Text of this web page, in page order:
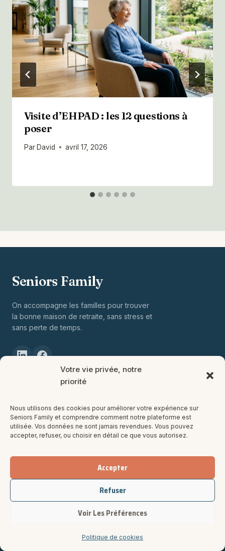
Votre vie privée, notre
priorité
Nous utilisons des cookies pour améliorer votre expérience sur
Seniors Family et comprendre comment notre plateforme est
utilisée. Vos données ne sont jamais revendues. Vous pouvez
accepter, refuser, ou choisir en détail ce que vous autorisez.
Accepter
Refuser
Voir Les Préférences
Politique de cookies
Visite d’EHPAD : les 12 questions à
poser
Par David avril 17, 2026
Seniors Family
On accompagne les familles pour trouver
la bonne maison de retraite, sans stress et
sans perte de temps.
Nos services
Simulateur gratuit
Accompagnement complet
Nos tarifs
Nous contacter